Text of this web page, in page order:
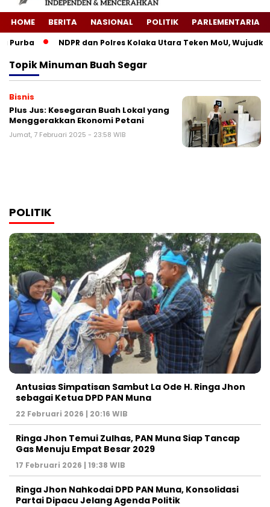
HOME BERITA NASIONAL POLITIK PARLEMENTARIA
NDPR dan Polres Kolaka Utara Teken MoU,
TopikMinuman Buah Segar
Bisnis
Plus Jus: Kesegaran Buah Lokal yang
Menggerakkan Ekonomi Petani
Jumat, 7 Februari 2025 - 23:58 WIB
POLITIK
Antusias Simpatisan Sambut La Ode H. Ringa Jhon
sebagai Ketua DPD PAN Muna
22 Februari 2026 | 20:16 WIB
Ringa Jhon Temui Zulhas, PAN Muna Siap Tancap
Gas Menuju Empat Besar 2029
17 Februari 2026 | 19:38 WIB
Ringa Jhon Nahkodai DPD PAN Muna, Konsolidasi
Partai Dipacu Jelang Agenda Politik